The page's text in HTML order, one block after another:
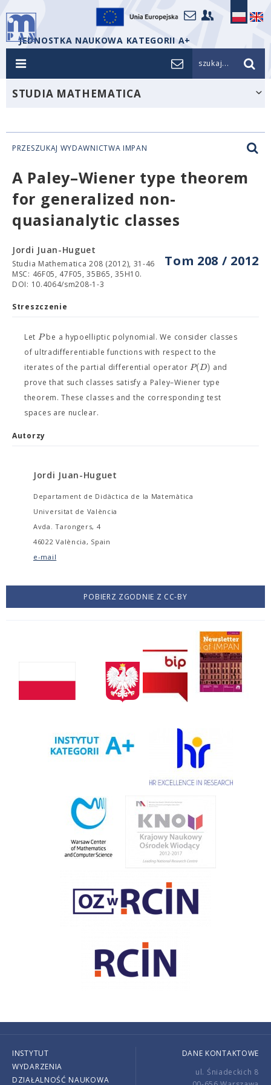
JEDNOSTKA NAUKOWA KATEGORII A+
szukaj...
STUDIA MATHEMATICA
PRZESZUKAJ WYDAWNICTWA IMPAN
A Paley–Wiener type theorem
for generalized non-
quasianalytic classes
Tom 208 / 2012
Jordi Juan-Huguet
Studia Mathematica 208 (2012), 31-46
MSC: 46F05, 47F05, 35B65, 35H10.
DOI: 10.4064/sm208-1-3
Streszczenie
Let Pbe a hypoelliptic polynomial. We consider classes
of ultradifferentiable functions with respect to the
iterates of the partial differential operatorP(D) and
prove that such classes satisfy a Paley–Wiener type
theorem. These classes and the corresponding test
spaces are nuclear.
Autorzy
Jordi Juan-Huguet
Departament de Didàctica de la Matemàtica
Universitat de València
Avda. Tarongers, 4
46022 València, Spain
e-mail
POBIERZ ZGODNIE Z CC-BY
INSTYTUT
WYDARZENIA
DZIAŁALNOŚĆ NAUKOWA
DANE KONTAKTOWE
ul. Śniadeckich 8